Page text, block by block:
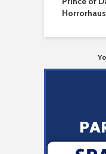
Horrorhaus